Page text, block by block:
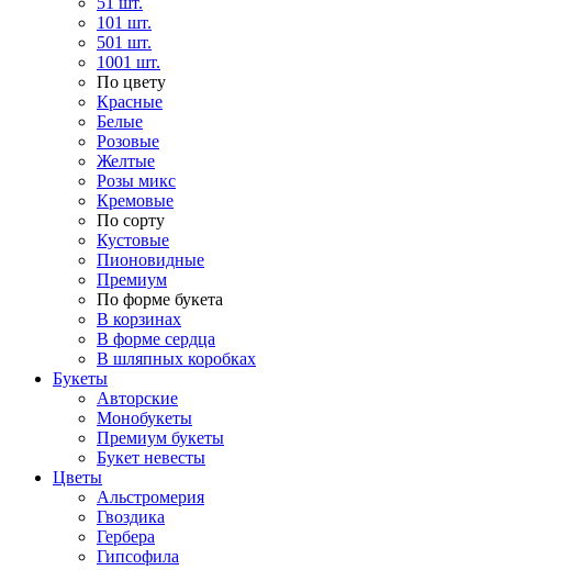
101 шт.
501 шт.
1001 шт.
По цвету
Красные
Белые
Розовые
Желтые
Розы микс
Кремовые
По сорту
Кустовые
Пионовидные
Премиум
По форме букета
В корзинах
В форме сердца
В шляпных коробках
Букеты
Авторские
Монобукеты
Премиум букеты
Букет невесты
Цветы
Альстромерия
Гвоздика
Гербера
Гипсофила